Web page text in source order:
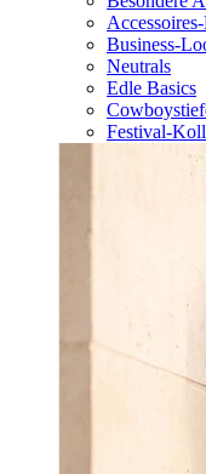
Business-
Neutrals
Edle Basics
Festival-